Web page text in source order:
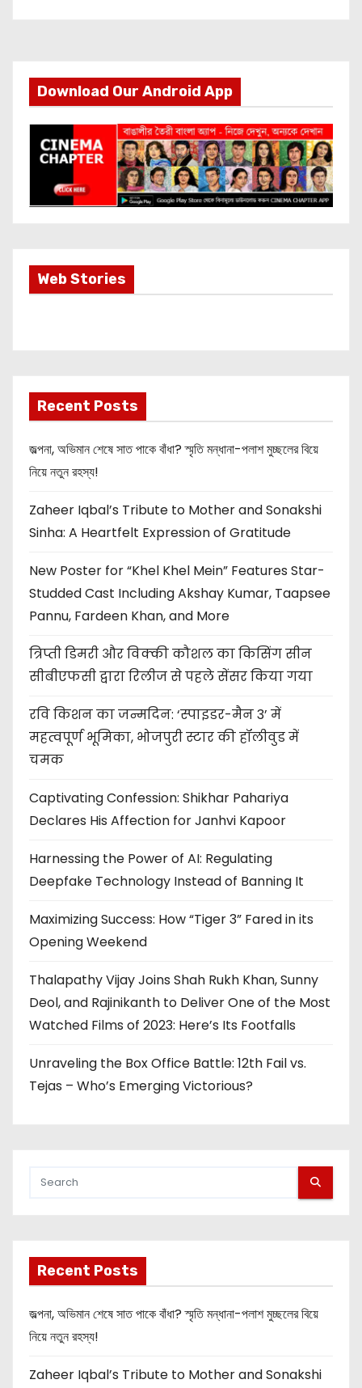
Download Our Android App
Web StoriesMost Important
Info about
Recent Posts
জল্পনা, অভিমান শেষে সাত পাকে বাঁধা? স্মৃতি মন্ধানা-পলাশ মুচ্ছলের বিয়ে
নিয়ে নতুন রহস্য!
Zaheer Iqbal’s Tribute to Mother and Sonakshi
Sinha: A Heartfelt Expression of Gratitude
New Poster for “Khel Khel Mein” Features Star-
Studded Cast Including Akshay Kumar, Taapsee
Pannu, Fardeen Khan, and More
त्रिप्ती डिमरी और विक्की कौशल का किसिंग सीन
सीबीएफसी द्वारा रिलीज से पहले सेंसर किया गया
रवि किशन का जन्मदिन: ‘स्पाइडर-मैन 3’ में
महत्वपूर्ण भूमिका, भोजपुरी स्टार की हॉलीवुड में
चमक
Captivating Confession: Shikhar Pahariya
Declares His Affection for Janhvi Kapoor
Harnessing the Power of AI: Regulating
Deepfake Technology Instead of Banning It
Maximizing Success: How “Tiger 3” Fared in its
Opening Weekend
Thalapathy Vijay Joins Shah Rukh Khan, Sunny
Deol, and Rajinikanth to Deliver One of the Most
Watched Films of 2023: Here’s Its Footfalls
Unraveling the Box Office Battle: 12th Fail vs.
Tejas – Who’s Emerging Victorious?
Recent Posts
জল্পনা, অভিমান শেষে সাত পাকে বাঁধা? স্মৃতি মন্ধানা-পলাশ মুচ্ছলের বিয়ে
নিয়ে নতুন রহস্য!
Zaheer Iqbal’s Tribute to Mother and Sonakshi